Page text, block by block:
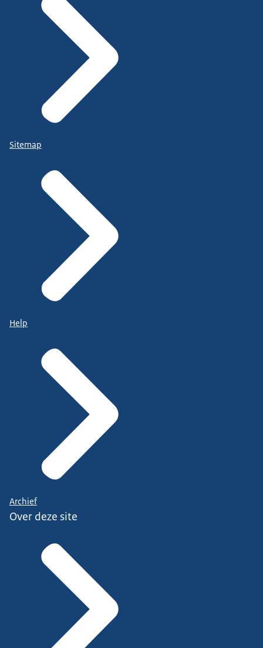
Sitemap
Help
Archief
Over deze site